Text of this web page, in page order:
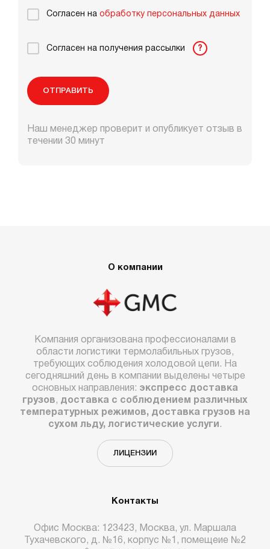
Согласен на обработку персональных данных
Согласен на получения рассылки ?
ОТПРАВИТЬ
Наш менеджер проверит и опубликует отзыв в
течении 30 минут
О компании
Компания организована профессионалами в
области логистики термолабильных грузов,
требующих соблюдения холодовой цепи. На
сегодняшний день в компании выделены четыре
основных направления: экспресс доставка
грузов, доставка с соблюдением различных
температурных режимов, доставка грузов на
сухом льду, логистические услуги .
ЛИЦЕНЗИИ
Контакты
Офис Москва: 123423, Москва, ул. Маршала
Тухачевского, д. №16, корпус №1, помещеие №2